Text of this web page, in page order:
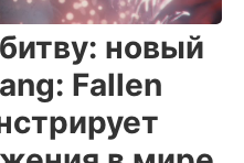
новый
Fallen